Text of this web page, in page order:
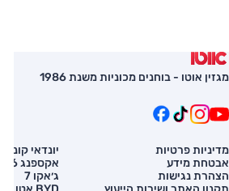
מגזין אוטו - בוחנים מכוניות משנת 1986
מדיניות פרטיות
אבטחת מידע
הצהרת נגישות
יונדאי קונה
אקספנג G6
ג׳אקו 7